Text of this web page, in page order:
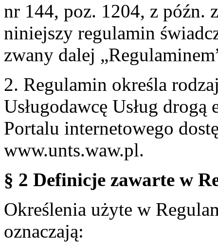
nr 144, poz. 1204, z późn.
niniejszy regulamin
zwany dalej
2. Regulamin określa
Usługodawcę Usług
Portalu internetowego
www.unts.waw.pl.
§ 2 Definicje zawarte w
Określenia użyte w
oznaczają: